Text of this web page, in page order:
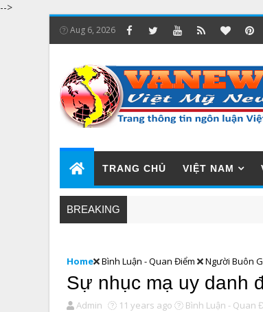
-->
Aug 6, 2026
TRANG CHỦ VIỆT NAM
BREAKING
Home Bình Luận - Quan Điểm Người Buôn
Sự nhục mạ uy danh
Admin 11 years ago Bình Luận - Quan